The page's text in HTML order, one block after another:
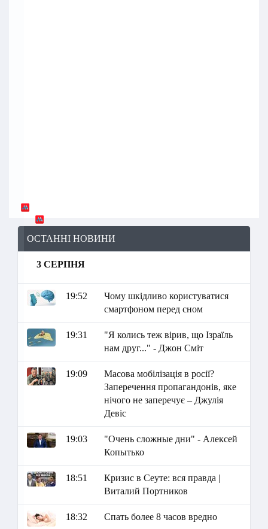
ОСТАННІ НОВИНИ
3 СЕРПНЯ
19:52
Чому шкідливо користуватися
смартфоном перед сном
19:31
"Я колись теж вірив, що Ізраїль
нам друг..." - Джон Сміт
19:09
Масова мобілізація в росії?
Заперечення пропагандонів, яке
нічого не заперечує – Джулія
Девіс
19:03
"Очень сложные дни" - Алексей
Копытько
18:51
Кризис в Сеуте: вся правда |
Виталий Портников
18:32 Спать более 8 часов вредно